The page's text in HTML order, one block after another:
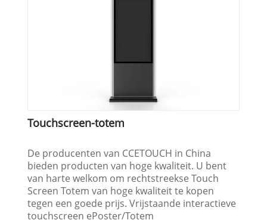
Touchscreen-totem
De producenten van CCETOUCH in China
bieden producten van hoge kwaliteit. U bent
van harte welkom om rechtstreekse Touch
Screen Totem van hoge kwaliteit te kopen
tegen een goede prijs. Vrijstaande interactieve
touchscreen ePoster/Totem